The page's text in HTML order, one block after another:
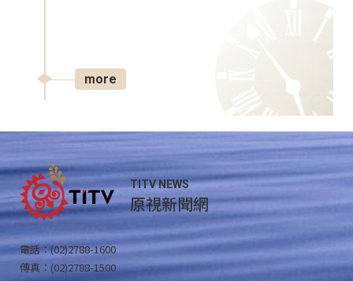
more
TITV NEWS
原視新聞網
電話：(02)2788-1600
傳真：(02)2788-1500